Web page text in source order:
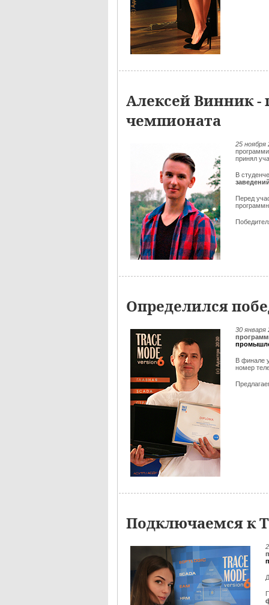
Алексей Винник -
чемпионата
25 ноября
принял
В
Перед
Определился
30 января
В финале
номер
Подключаемся к